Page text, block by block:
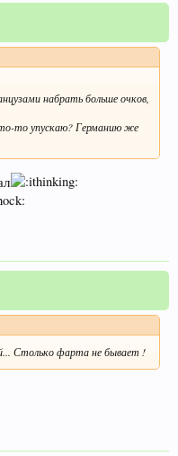
набрать больше очков,
то упускаю? Германию же
Столько фарта не бывает !